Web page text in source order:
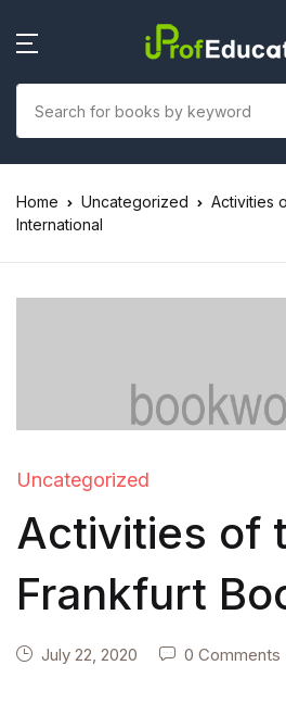
Home Uncategorized
Activities
International
Uncategorized
Activities of
Frankfurt
International
July 22, 2020 0 Comments